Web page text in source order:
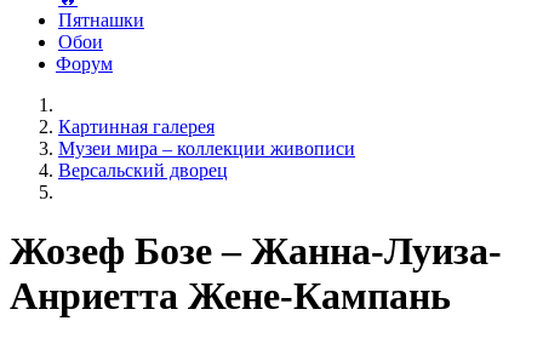
Пятнашки
Обои
Форум
Картинная галерея
Музеи мира – коллекции живописи
Версальский дворец
Жозеф Бозе – Жанна-Луиза-
Анриетта Жене-Кампань